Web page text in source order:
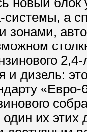
новый
а
зонами,
2,4-
и дизель:
их этих